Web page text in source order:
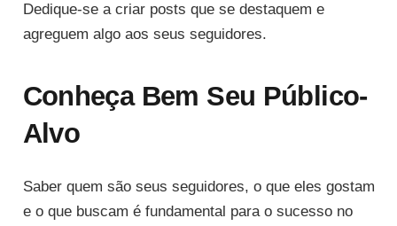
Dedique-se a criar posts que se destaquem e
agreguem algo aos seus seguidores.
Conheça Bem Seu Público-
Alvo
Saber quem são seus seguidores, o que eles gostam
e o que buscam é fundamental para o sucesso no